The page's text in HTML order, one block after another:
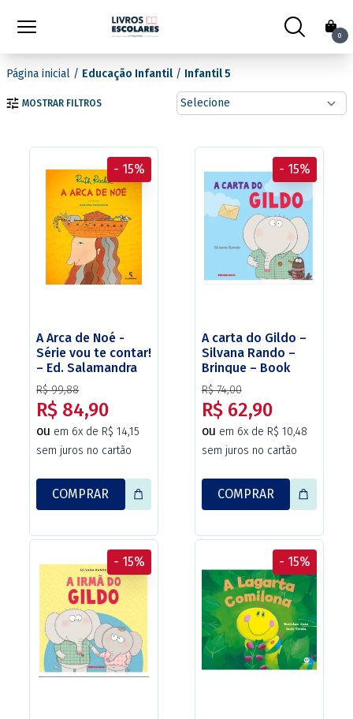
0
Página inicial / Educação Infantil/ Infantil 5
MOSTRAR FILTROS
A Arca de Noé -
Série vou te contar!
– Ed. Salamandra
R$ 99,88
R$ 84,90
ou em 6x de R$ 14,15
sem juros no cartão
- 15%
COMPRAR
A carta do Gildo –
Silvana Rando –
Brinque – Book
R$ 74,00
R$ 62,90
ou em 6x de R$ 10,48
sem juros no cartão
- 15%
COMPRAR
- 15% - 15%